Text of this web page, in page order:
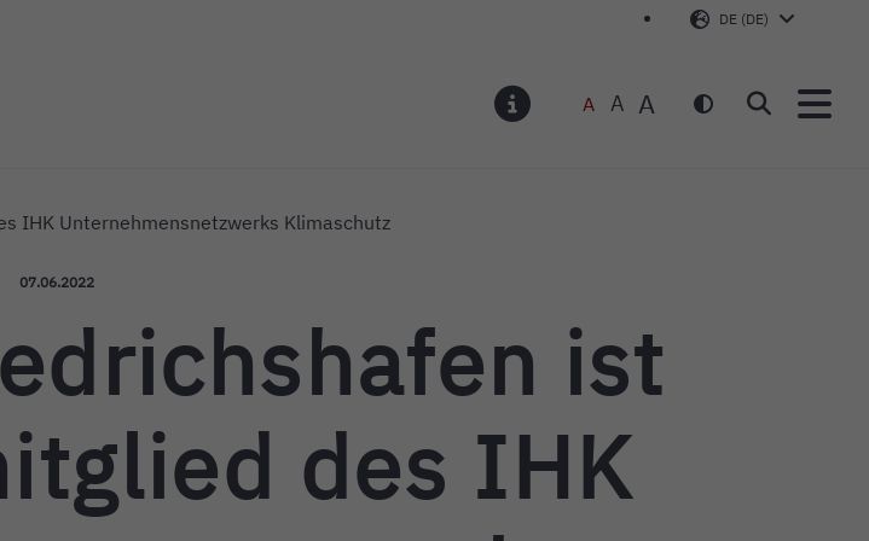
DE (DE)
A A A Suchen
IHK Unternehmensnetzwerks Klimaschutz
Veröffentlicht am:
07.06.2022
ist
des IHK